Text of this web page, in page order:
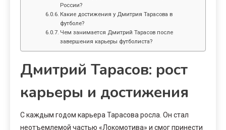
России?
Какие достижения у Дмитрия Тарасова в
футболе?
Чем занимается Дмитрий Тарасов после
завершения карьеры футболиста?
Дмитрий Тарасов: рост
карьеры и достижения
С каждым годом карьера Тарасова росла. Он стал
неотъемлемой частью «Локомотива» и смог принести